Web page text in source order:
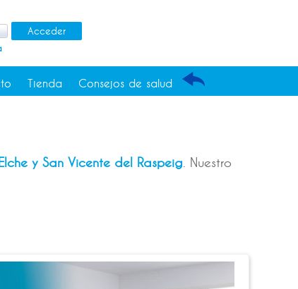
Tienda Consejos de salud
y San Vicente del Raspeig . Nuestro